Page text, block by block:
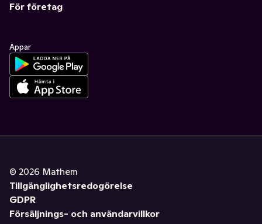
För företag
Appar
© 2026 Mathem
Tillgänglighetsredogörelse
GDPR
Försäljnings- och användarvillkor